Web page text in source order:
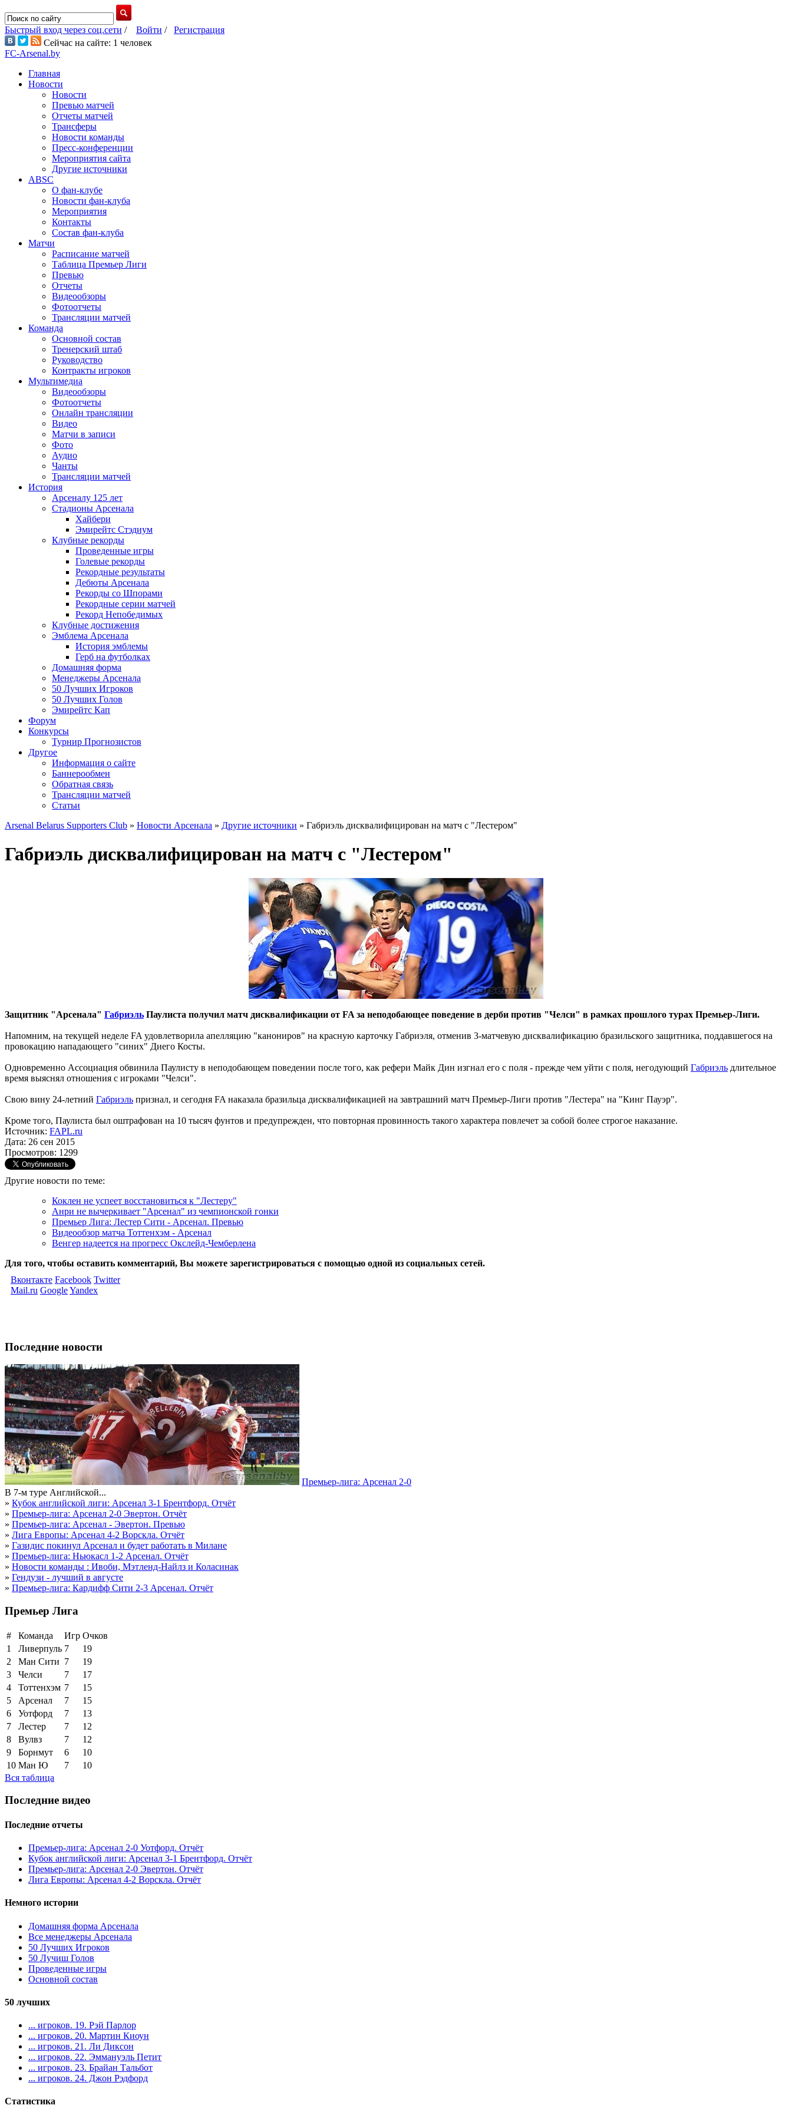
Быстрый вход через соц.сети / Войти / Регистрация
Сейчас на сайте: 1 человек
FC-Arsenal.by
Главная
Новости
Новости
Превью матчей
Отчеты матчей
Трансферы
Новости команды
Пресс-конференции
Мероприятия сайта
Другие источники
ABSC
О фан-клубе
Новости фан-клуба
Мероприятия
Контакты
Состав фан-клуба
Матчи
Расписание матчей
Таблица Премьер Лиги
Превью
Отчеты
Видеообзоры
Фотоотчеты
Трансляции матчей
Команда
Основной состав
Тренерский штаб
Руководство
Контракты игроков
Мультимедиа
Видеообзоры
Фотоотчеты
Онлайн трансляции
Видео
Матчи в записи
Фото
Аудио
Чанты
Трансляции матчей
История
Арсеналу 125 лет
Стадионы Арсенала
Хайбери
Эмирейтс Стэдиум
Клубные рекорды
Проведенные игры
Голевые рекорды
Рекордные результаты
Дебюты Арсенала
Рекорды со Шпорами
Рекордные серии матчей
Рекорд Непобедимых
Клубные достижения
Эмблема Арсенала
История эмблемы
Герб на футболках
Домашняя форма
Менеджеры Арсенала
50 Лучших Игроков
50 Лучших Голов
Эмирейтс Кап
Форум
Конкурсы
Турнир Прогнозистов
Другое
Информация о сайте
Баннерообмен
Обратная связь
Трансляции матчей
Статьи
Arsenal Belarus Supporters Club » Новости Арсенала » Другие источники » Габриэль дисквалифицирован на матч с "Лестером"
Габриэль дисквалифицирован на матч с "Лестером"
Защитник "Арсенала" Габриэль Паулиста получил матч дисквалификации от FA за неподобающее поведение в дерби против "Челси" в рамках прошлого турах Премьер-Лиги.
Напомним, на текущей неделе FA удовлетворила апелляцию "канониров" на красную карточку Габриэля, отменив 3-матчевую дисквалификацию бразильского защитника, поддавшегося на
провокацию нападающего "синих" Диего Косты.
Одновременно Ассоциация обвинила Паулисту в неподобающем поведении после того, как рефери Майк Дин изгнал его с поля - прежде чем уйти с поля, негодующий Габриэль длительное
время выяснял отношения с игроками "Челси".
Свою вину 24-летний Габриэль признал, и сегодня FA наказала бразильца дисквалификацией на завтрашний матч Премьер-Лиги против "Лестера" на "Кинг Пауэр".
Кроме того, Паулиста был оштрафован на 10 тысяч фунтов и предупрежден, что повторная провинность такого характера повлечет за собой более строгое наказание.
Источник: FAPL.ru
Дата: 26 сен 2015
Просмотров: 1299
Другие новости по теме:
Коклен не успеет восстановиться к "Лестеру"
Анри не вычеркивает "Арсенал" из чемпионской гонки
Премьер Лига: Лестер Сити - Арсенал. Превью
Видеообзор матча Тоттенхэм - Арсенал
Венгер надеется на прогресс Окслейд-Чемберлена
Для того, чтобы оставить комментарий, Вы можете зарегистрироваться с помощью одной из социальных сетей.
Вконтакте Facebook Twitter
Mail.ru GoogleYandex
Последние новости
Премьер-лига: Арсенал 2-0
В 7-м туре Английской...
» Кубок английской лиги: Арсенал 3-1 Брентфорд. Отчёт
» Премьер-лига: Арсенал 2-0 Эвертон. Отчёт
» Премьер-лига: Арсенал - Эвертон. Превью
» Лига Европы: Арсенал 4-2 Ворскла. Отчёт
» Газидис покинул Арсенал и будет работать в Милане
» Премьер-лига: Ньюкасл 1-2 Арсенал. Отчёт
» Новости команды : Ивоби, Мэтленд-Найлз и Коласинак
» Гендузи - лучший в августе
» Премьер-лига: Кардифф Сити 2-3 Арсенал. Отчёт
Премьер Лига
# Команда Игр Очков
1
Ливерпуль 7
19
2
Ман Сити 7
19
3
Челси 7
17
4
Тоттенхэм 7
15
5
Арсенал 7
15
6
Уотфорд 7
13
7
Лестер 7
12
8
Вулвз 7
12
9
Борнмут 6
10
10 Ман Ю 7
10
Вся таблица
Последние видео
Последние отчеты
Премьер-лига: Арсенал 2-0 Уотфорд. Отчёт
Кубок английской лиги: Арсенал 3-1 Брентфорд. Отчёт
Премьер-лига: Арсенал 2-0 Эвертон. Отчёт
Лига Европы: Арсенал 4-2 Ворскла. Отчёт
Немного истории
Домашняя форма Арсенала
Все менеджеры Арсенала
50 Лучших Игроков
50 Лучиш Голов
Проведенные игры
Основной состав
50 лучших
... игроков. 19. Рэй Парлор
... игроков. 20. Мартин Киоун
... игроков. 21. Ли Диксон
... игроков. 22. Эммануэль Петит
... игроков. 23. Брайан Тальбот
... игроков. 24. Джон Рэдфорд
Статистика